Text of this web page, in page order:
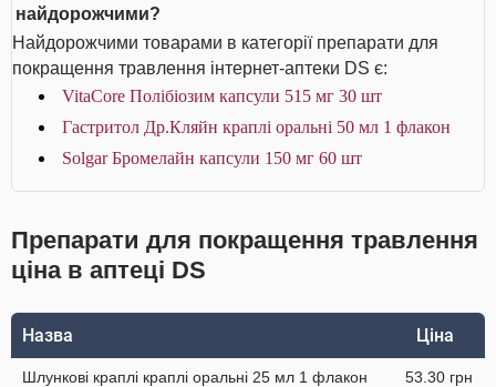
найдорожчими?
Найдорожчими товарами в категорії препарати для
покращення травлення інтернет-аптеки DS є:
VitaCore Полібіозим капсули 515 мг 30 шт
Гастритол Др.Кляйн краплі оральні 50 мл 1 флакон
Solgar Бромелайн капсули 150 мг 60 шт
Препарати для покращення травлення
ціна в аптеці DS
Назва Ціна
Шлункові краплі краплі оральні 25 мл 1 флакон 53.30 грн